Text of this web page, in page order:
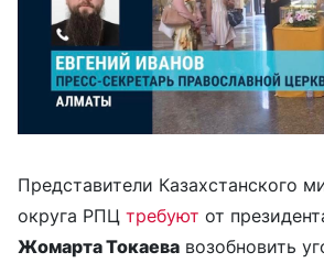
Представители Казахстанского
округа РПЦ требуют от
Жомарта Токаева возобновить